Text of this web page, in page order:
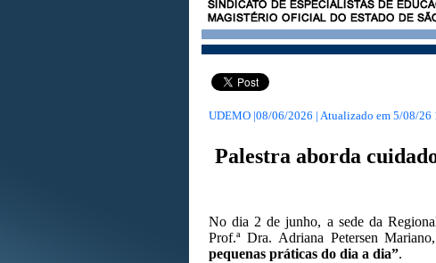
UDEMO |08/06/2026 | Atualizado em 5/08/26
Palestra aborda
No dia 2 de junho, a sede da
Prof.ª Dra. Adriana Petersen
pequenas práticas do dia a dia”.